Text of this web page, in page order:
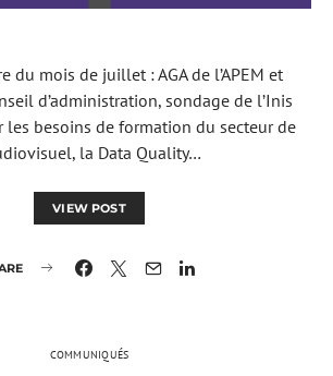
du mois de juillet : AGA de l’APEM et
d’administration, sondage de l’Inis
les besoins de formation du secteur de
la Data Quality…
VIEW POST
COMMUNIQUÉS